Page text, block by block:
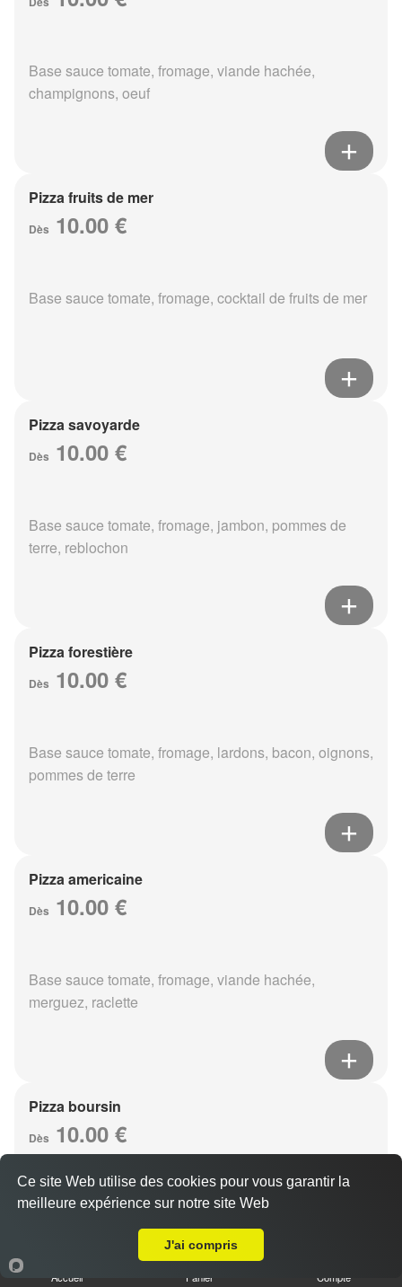
Base sauce tomate, fromage, viande hachée,
champignons, oeuf
Pizza fruits de mer
Dès 10.00 €
Base sauce tomate, fromage, cocktail de fruits de mer
Pizza savoyarde
Dès 10.00 €
Base sauce tomate, fromage, jambon, pommes de
terre, reblochon
Pizza forestière
Dès 10.00 €
Base sauce tomate, fromage, lardons, bacon, oignons,
pommes de terre
Pizza americaine
Dès 10.00 €
Base sauce tomate, fromage, viande hachée,
merguez, raclette
Pizza boursin
Dès 10.00 €
Base sauce tomate, fromage, viande hachée, boursin,
Accueil Panier Compte
Ce site Web utilise des cookies pour vous garantir la
meilleure expérience sur notre site Web
J'ai compris